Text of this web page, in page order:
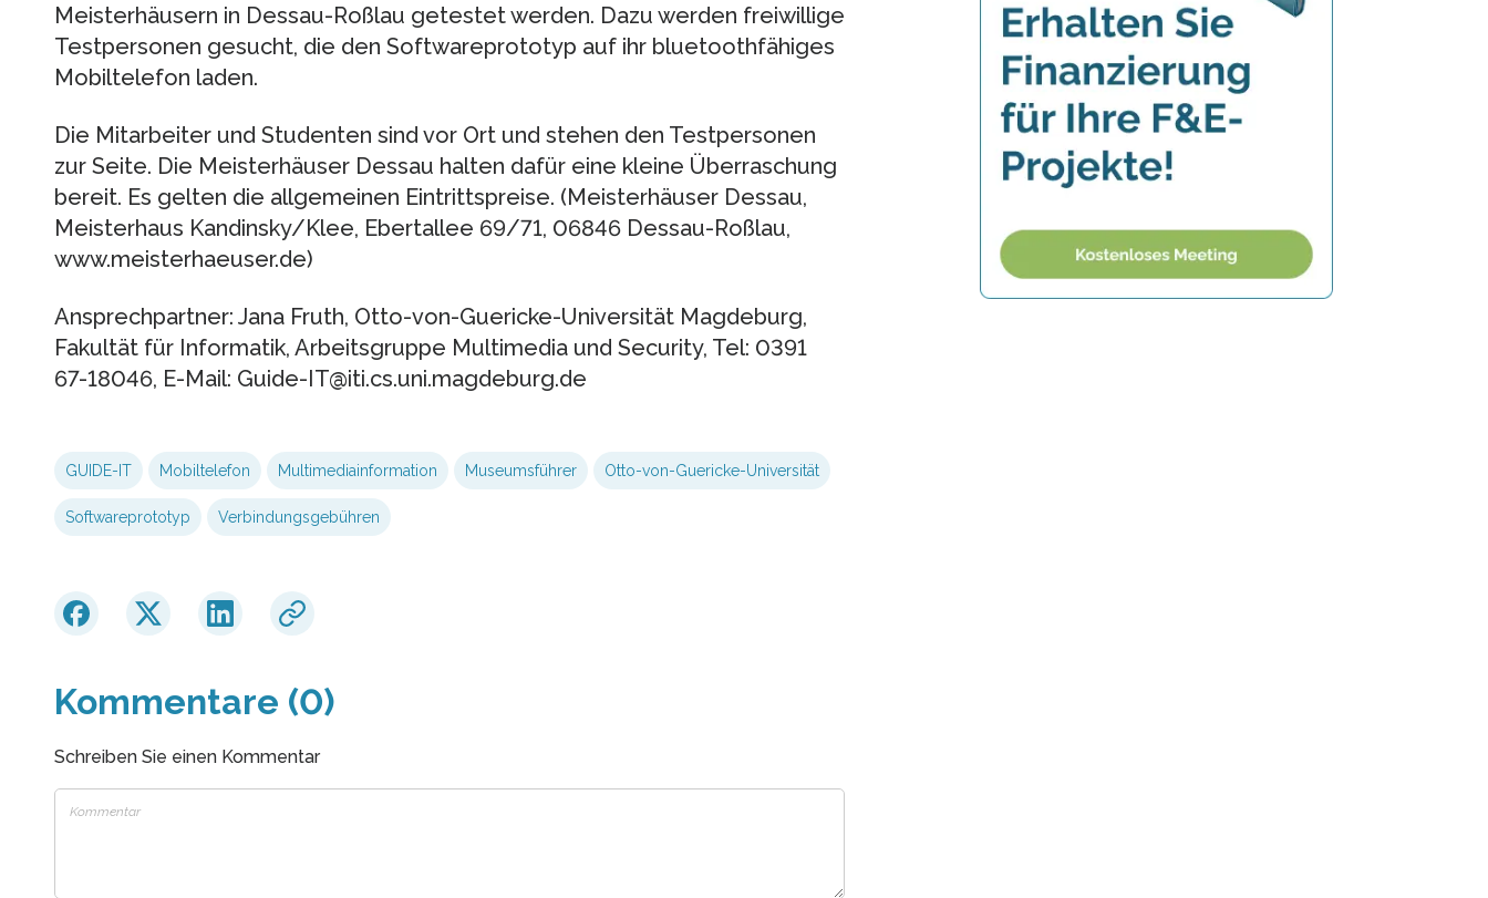
Meisterhäusern in Dessau-Roßlau getestet werden. Dazu werden freiwillige
Testpersonen gesucht, die den Softwareprototyp auf ihr bluetoothfähiges
Mobiltelefon laden.
Die Mitarbeiter und Studenten sind vor Ort und stehen den Testpersonen
zur Seite. Die Meisterhäuser Dessau halten dafür eine kleine Überraschung
bereit. Es gelten die allgemeinen Eintrittspreise. (Meisterhäuser Dessau,
Meisterhaus Kandinsky/Klee, Ebertallee 69/71, 06846 Dessau-Roßlau,
www.meisterhaeuser.de)
Ansprechpartner: Jana Fruth, Otto-von-Guericke-Universität Magdeburg,
Fakultät für Informatik, Arbeitsgruppe Multimedia und Security, Tel: 0391
67-18046, E-Mail: Guide-IT@iti.cs.uni.magdeburg.de
GUIDE-IT Mobiltelefon Multimediainformation Museumsführer Otto-von-Guericke-Universität
Softwareprototyp Verbindungsgebühren
Kommentare (0)
Schreiben Sie einen Kommentar